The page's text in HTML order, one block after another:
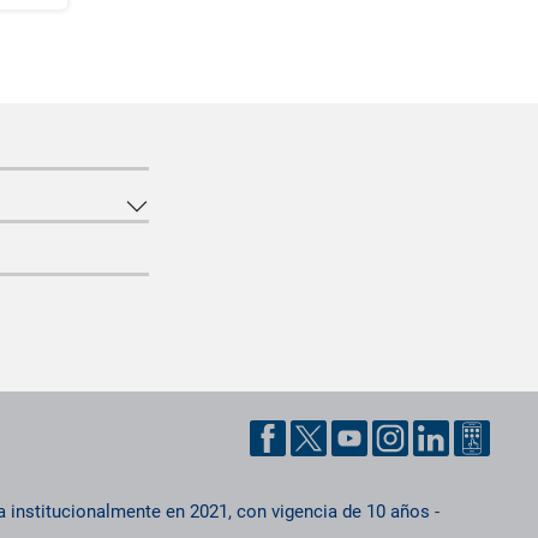
institucionalmente en 2021, con vigencia de 10 años -